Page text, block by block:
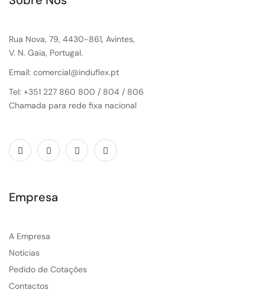
Rua Nova, 79, 4430-861, Avintes,
V. N. Gaia, Portugal.
Email: comercial@induflex.pt
Tel: +351 227 860 800 / 804 / 806
Chamada para rede fixa nacional
Empresa
A Empresa
Noticias
Pedido de Cotações
Contactos